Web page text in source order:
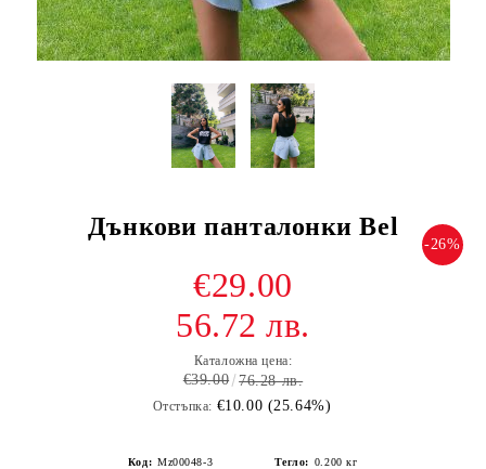
Дънкови панталонки Bel
-26%
€29.00
56.72 лв.
Каталожна цена:
€39.00 76.28 лв.
Отстъпка: €10.00 (25.64%)
Код: Mz00048-3 Тегло: 0.200 кг